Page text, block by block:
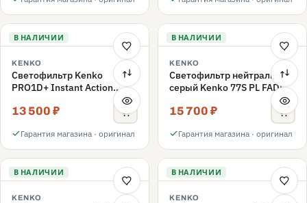
В НАЛИЧИИ
KENKO
Светофильтр Kenko
PRO1D+ Instant Action
Variable NDX3-450+C-PL
переменной плотности
13 500 ₽
Гарантия магазина · оригинал
В НАЛИЧИИ
KENKO
Светофильтр нейтрально-
серый Kenko 77S PL FADER
с переменной плотностью
ND3-ND400 77mm
15 700 ₽
Гарантия магазина · оригинал
В НАЛИЧИИ
KENKO
В НАЛИЧИИ
KENKO